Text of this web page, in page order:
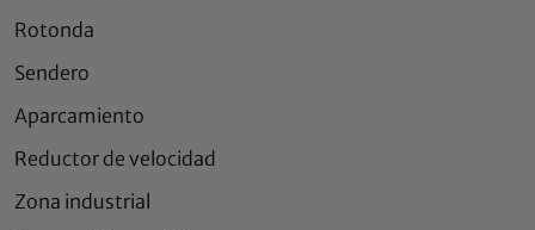
Rotonda
Sendero
Aparcamiento
Reductor de velocidad
Zona industrial